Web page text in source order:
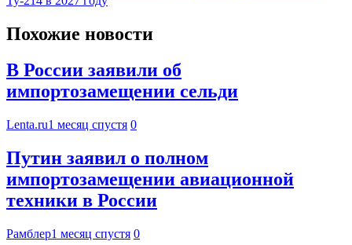
Похожие новости
В России заявили об
импортозамещении сельди
Lenta.ru1 месяц спустя 0
Путин заявил о полном
импортозамещении авиационной
техники в России
Рамблер1 месяц спустя 0